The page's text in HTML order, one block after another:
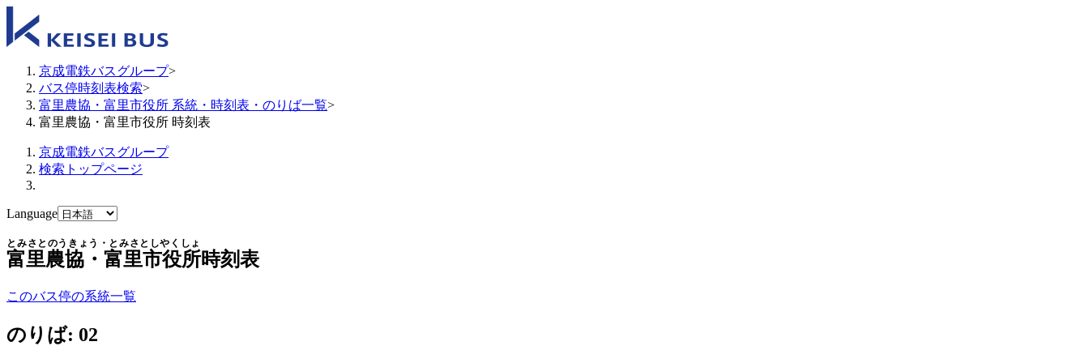
京成電鉄バスグループ>
バス停時刻表検索>
富里農協・富里市役所 系統・時刻表・のりば一覧>
富里農協・富里市役所 時刻表
京成電鉄バスグループ
検索トップページ
Language
富里農協・富里市役所
とみさとのうきょう・とみさとしやくしょ
時刻表
このバス停の系統一覧
のりば: 02